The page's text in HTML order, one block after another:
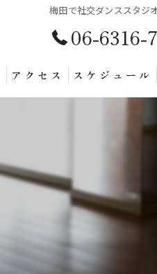
梅田で社交ダンススタジ
06-6316-
アクセス スケジュール